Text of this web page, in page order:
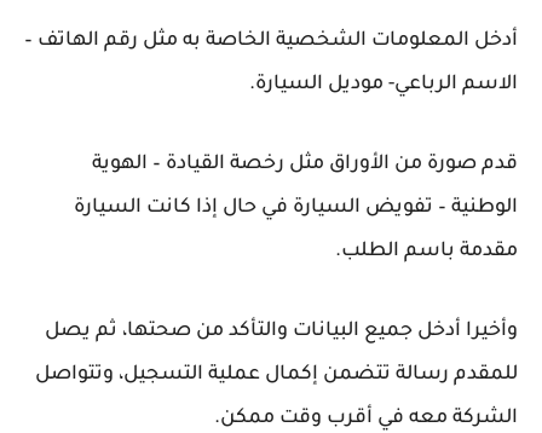
أدخل المعلومات الشخصية الخاصة به مثل رقم الهاتف –
الاسم الرباعي- موديل السيارة.
قدم صورة من الأوراق مثل رخصة القيادة – الهوية
الوطنية – تفويض السيارة في حال إذا كانت السيارة
مقدمة باسم الطلب.
وأخيرا أدخل جميع البيانات والتأكد من صحتها، ثم يصل
للمقدم رسالة تتضمن إكمال عملية التسجيل، وتتواصل
الشركة معه في أقرب وقت ممكن.